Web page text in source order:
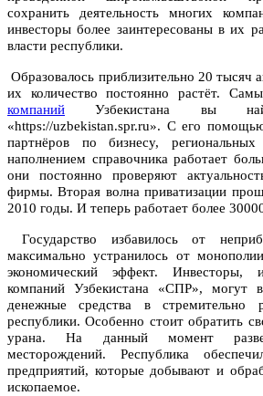
сохранить деятельность многих
инвесторы более заинтересованы в их
власти республики.
Образовалось приблизительно 20 тысяч
их количество постоянно растёт.
компаний Узбекистана вы
«https://uzbekistan.spr.ru». С его
партнёров по бизнесу, региональных
наполнением справочника работает
они постоянно проверяют
фирмы. Вторая волна приватизации
2010 годы. И теперь работает более
Государство избавилось от
максимально устранилось от
экономический эффект. Инвесторы,
компаний Узбекистана «СПР», могут
денежные средства в стремительно
республики. Особенно стоит обратить
урана. На данный момент
месторождений. Республика
предприятий, которые добывают и
ископаемое.